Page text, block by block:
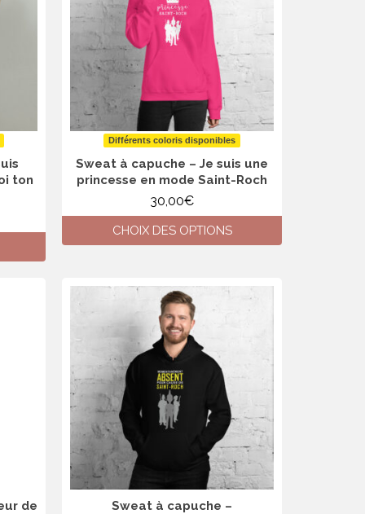
options
peuvent
être
la
page
du
produit
ton
Différents coloris disponibles
Sweat à capuche – Je suis une
princesse en mode Saint-Roch
30,00€
CHOIX DES OPTIONS
a
plusieurs
variations.
Les
options
être
choisies
sur
la
de
Sweat à capuche –